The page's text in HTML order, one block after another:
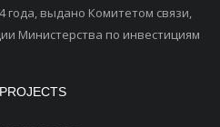
года, выдано Комитетом связи,
Министерства по инвестициям